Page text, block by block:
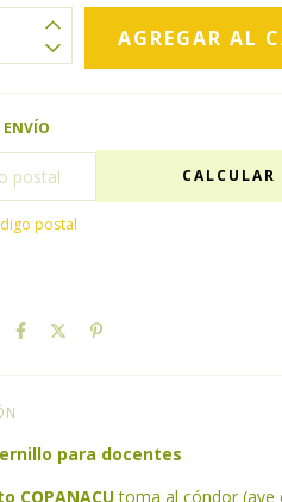
ENVÍO
CALCULAR
postal
para docentes
COPANACUtoma al cóndor (ave